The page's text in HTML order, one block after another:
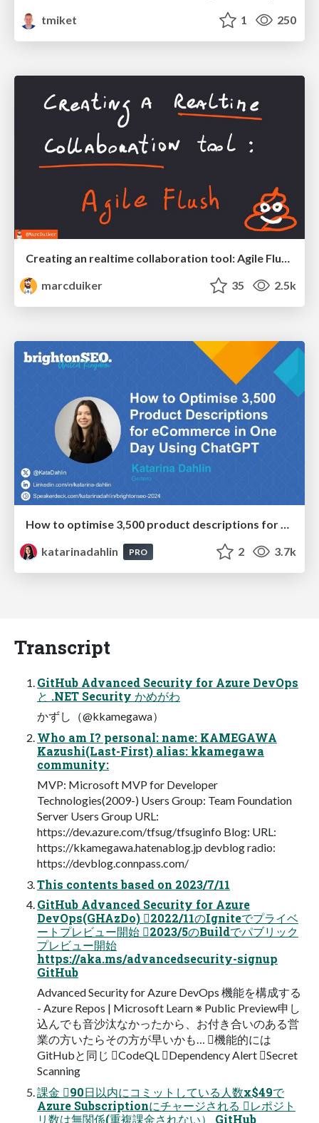
tmiket
1 250
Creating an realtime collaboration tool: Agile Flush - .NET Oxford
marcduiker
35 2.5k
katarinadahlin
PRO 2 3.7k
Transcript
GitHub Advanced Security for Azure DevOps
と .NET Security かめがわ
かずし（@kkamegawa）
Who am I? personal: name: KAMEGAWA
Kazushi(Last-First) alias: kkamegawa
community:
MVP: Microsoft MVP for Developer
Technologies(2009-) Users Group: Team Foundation
Server Users Group URL:
https://dev.azure.com/tfsug/tfsuginfo Blog: URL:
https://kkamegawa.hatenablog.jp devblog radio:
https://devblog.connpass.com/
This contents based on 2023/7/11
GitHub Advanced Security for Azure
DevOps(GHAzDo) 2022/11のIgniteでプライベ
ートプレビュー開始 2023/5のBuildでパブリック
プレビュー開始
https://aka.ms/advancedsecurity-signup
GitHub
Advanced Security for Azure DevOps 機能を構成する
- Azure Repos | Microsoft Learn ※ Public Preview申し
込んでも音沙汰なかったから、お付き合いのある営
業の方いたらその方が早いかも… 機能的には
GitHubと同じ CodeQL Dependency Alert Secret
Scanning
課金 90日以内にコミットしている人数x$49で
Azure Subscriptionにチャージされる レポジト
リ数は無関係(重複課金されない） GitHub